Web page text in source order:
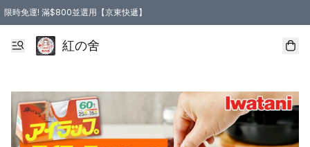
限時免運! 滿$800並選用【京東快遞】
紅の舍